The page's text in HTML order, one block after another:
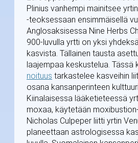
Plinius vanhempi mainitsee
-teoksessaan ensimmäisellä
Anglosaksisessa Nine Herbs
900-luvulla yrtti on yksi
kasvista. Tällainen tausta
laajempaa keskustelua. Tässä
noituus tarkastelee kasveihin
osana kansanperinteen
Kiinalaisessa lääketieteessä
moxaa, käytetään
Nicholas Culpeper liitti yrtin
planeettaan astrologisessa